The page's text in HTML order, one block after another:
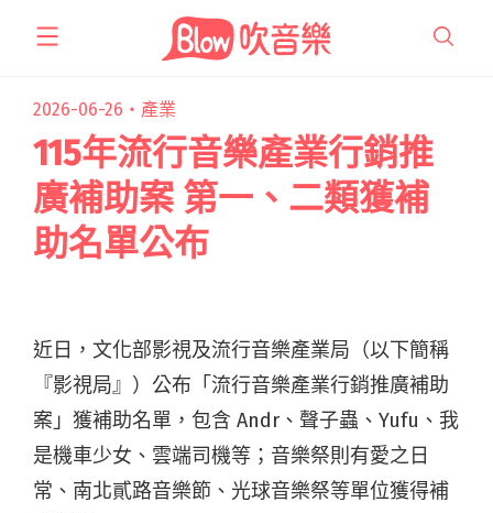
2026-06-26・ 產業
115年流行音樂產業行銷推
廣補助案 第一、二類獲補
助名單公布
近日，文化部影視及流行音樂產業局（以下簡稱
『影視局』）公布「流行音樂產業行銷推廣補助
案」獲補助名單，包含 Andr、聲子蟲、Yufu、我
是機車少女、雲端司機等；音樂祭則有愛之日
常、南北貳路音樂節、光球音樂祭等單位獲得補